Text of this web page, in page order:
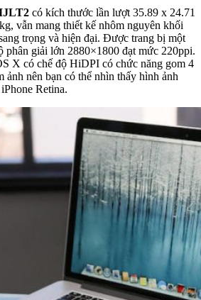
có kích thước lần lượt 35.89 x 24.71
vẫn mang thiết kế nhôm nguyên khối
trọng và hiện đại. Được trang bị một
phân giải lớn 2880×1800 đạt mức 220ppi.
X có chế độ HiDPI có chức năng gom 4
ảnh nên bạn có thể nhìn thấy hình ảnh
Retina.